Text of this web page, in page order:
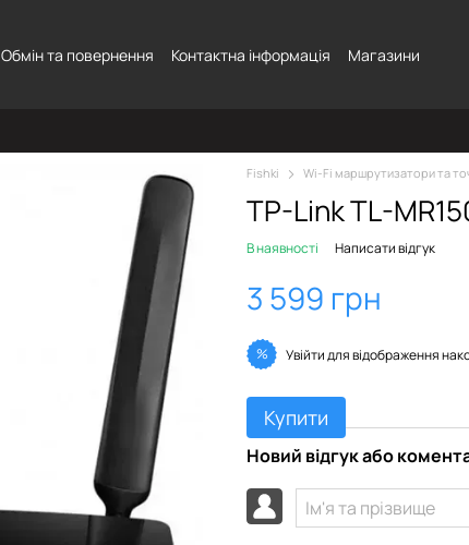
Обмін та повернення Контактна інформація Магазини
Fishki Wi-Fi маршрутизатори та
TP-Link TL-
В наявності Написати відгук
3 599 грн
% Увійтидля відображення
Купити
Новий відгук або